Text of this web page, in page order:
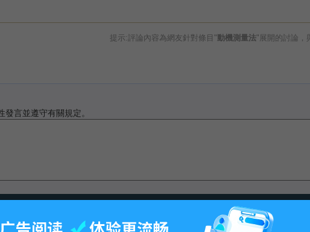
提示:評論內容為網友針對條目" 動機測量法"展開的討論，
發言並遵守有關規定。
最後更改11:50, 2011年11月24日.